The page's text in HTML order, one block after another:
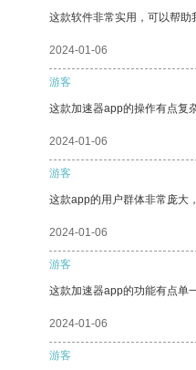
这款软件非常实用，可以帮助
2024-01-06
游客
这款加速器app的操作有点复
2024-01-06
游客
这款app的用户群体非常庞大
2024-01-06
游客
这款加速器app的功能有点单
2024-01-06
游客